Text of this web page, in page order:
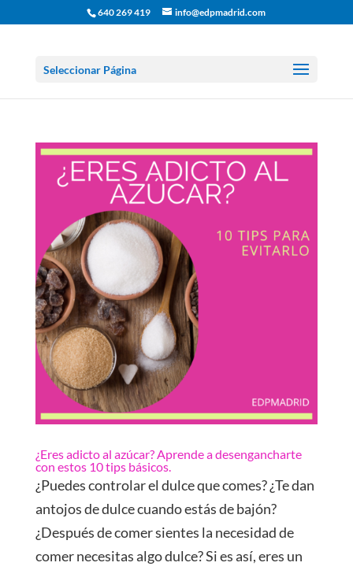
640 269 419 info@edpmadrid.com
Seleccionar Página
¿Eres adicto al azúcar? Aprende a desengancharte
con estos 10 tips básicos.
¿Puedes controlar el dulce que comes? ¿Te dan
antojos de dulce cuando estás de bajón?
¿Después de comer sientes la necesidad de
comer necesitas algo dulce? Si es así, eres un